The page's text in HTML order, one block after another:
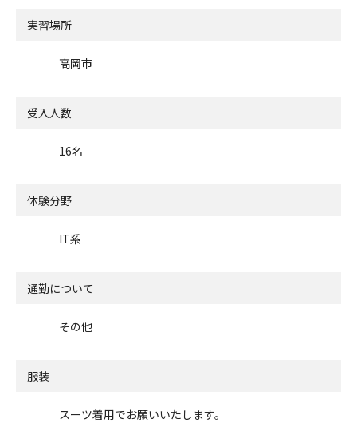
実習場所
高岡市
受入人数
16名
体験分野
IT系
通勤について
その他
服装
スーツ着用でお願いいたします。